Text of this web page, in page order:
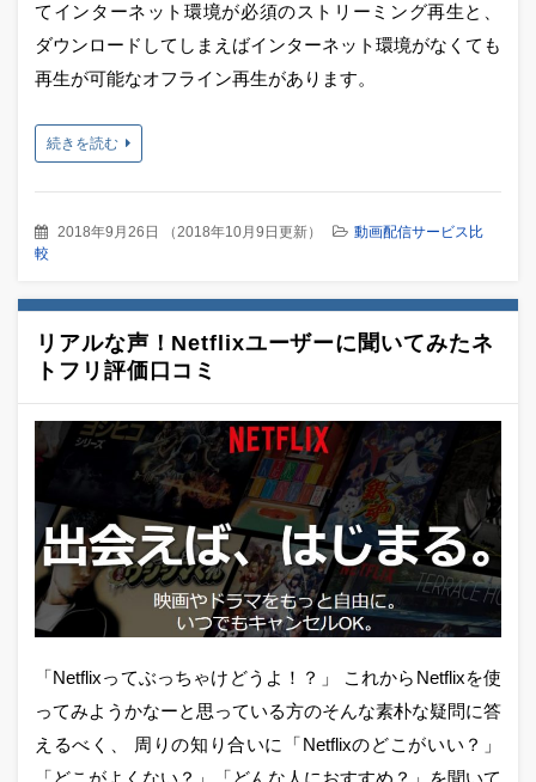
てインターネット環境が必須のストリーミング再生と、
ダウンロードしてしまえばインターネット環境がなくても
再生が可能なオフライン再生があります。
続きを読む
2018年9月26日 （2018年10月9日更新）
動画配信サービス比
較
リアルな声！Netflixユーザーに聞いてみたネ
トフリ評価口コミ
「Netflixってぶっちゃけどうよ！？」 これからNetflixを使
ってみようかなーと思っている方のそんな素朴な疑問に答
えるべく、 周りの知り合いに「Netflixのどこがいい？」